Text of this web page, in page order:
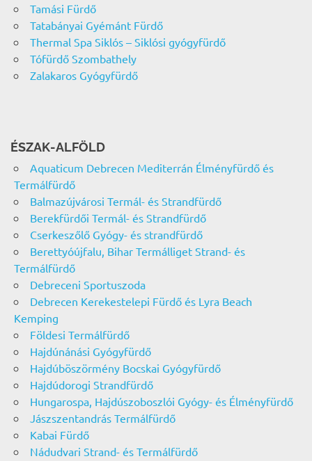
Tamási Fürdő
Tatabányai Gyémánt Fürdő
Thermal Spa Siklós – Siklósi gyógyfürdő
Tófürdő Szombathely
Zalakaros Gyógyfürdő
ÉSZAK-ALFÖLD
Aquaticum Debrecen Mediterrán Élményfürdő és
Termálfürdő
Balmazújvárosi Termál- és Strandfürdő
Berekfürdői Termál- és Strandfürdő
Cserkeszőlő Gyógy- és strandfürdő
Berettyóújfalu, Bihar Termálliget Strand- és
Termálfürdő
Debreceni Sportuszoda
Debrecen Kerekestelepi Fürdő és Lyra Beach
Kemping
Földesi Termálfürdő
Hajdúnánási Gyógyfürdő
Hajdúböszörmény Bocskai Gyógyfürdő
Hajdúdorogi Strandfürdő
Hungarospa, Hajdúszoboszlói Gyógy- és Élményfürdő
Jászszentandrás Termálfürdő
Kabai Fürdő
Nádudvari Strand- és Termálfürdő